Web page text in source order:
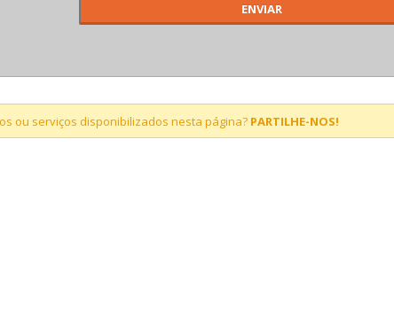
ou serviços disponibilizados nesta página? PARTILHE-NOS!